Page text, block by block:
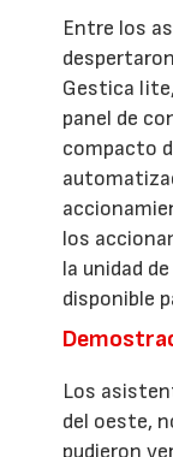
Entre los
Gestica
panel de
compacto
los
la unidad
disponible
Los
del oeste,
pudieron